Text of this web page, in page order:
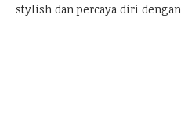
stylish dan percaya diri